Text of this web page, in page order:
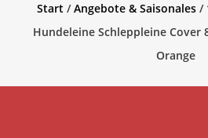
Start /Angebote & Saisonales /
Hundeleine Schleppleine Cover
Orange